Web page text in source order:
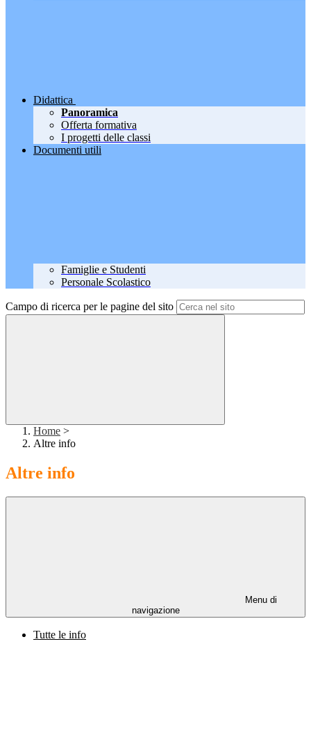
Didattica
Panoramica
Offerta formativa
I progetti delle classi
Documenti utili
Famiglie e Studenti
Personale Scolastico
Campo di ricerca per le pagine del sito
Home >
Altre info
Altre info
Menu di
navigazione
Tutte le info